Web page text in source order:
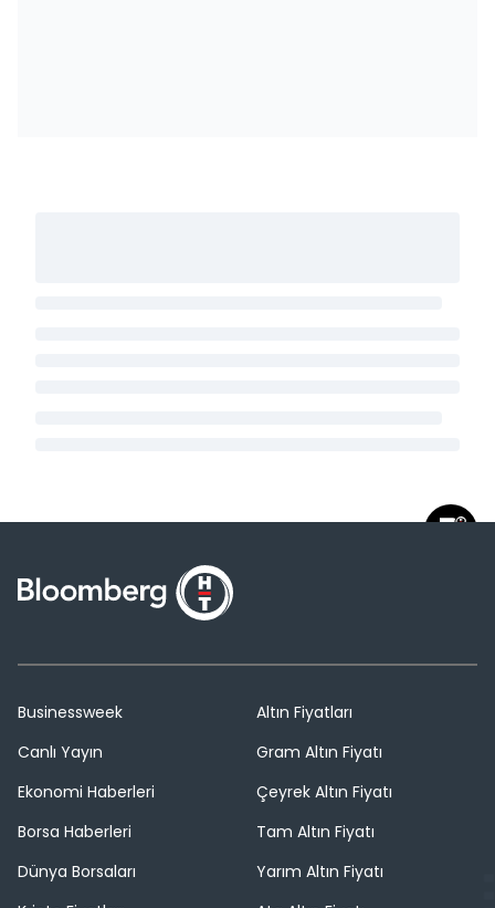
Businessweek
Canlı Yayın
Ekonomi Haberleri
Borsa Haberleri
Dünya Borsaları
Altın Fiyatları
Gram Altın Fiyatı
Çeyrek Altın Fiyatı
Tam Altın Fiyatı
Yarım Altın Fiyatı